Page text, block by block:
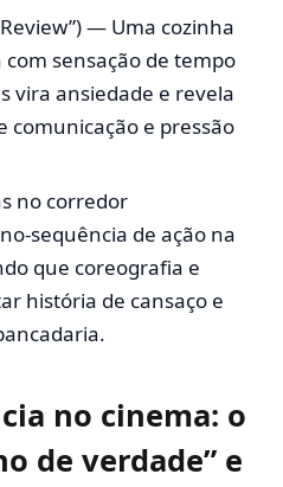
— Uma cozinha
sensação de tempo
vira ansiedade e revela
comunicação e pressão
no corredor
sequência de ação na
que coreografia e
história de cansaço e
no cinema: o
de verdade” e